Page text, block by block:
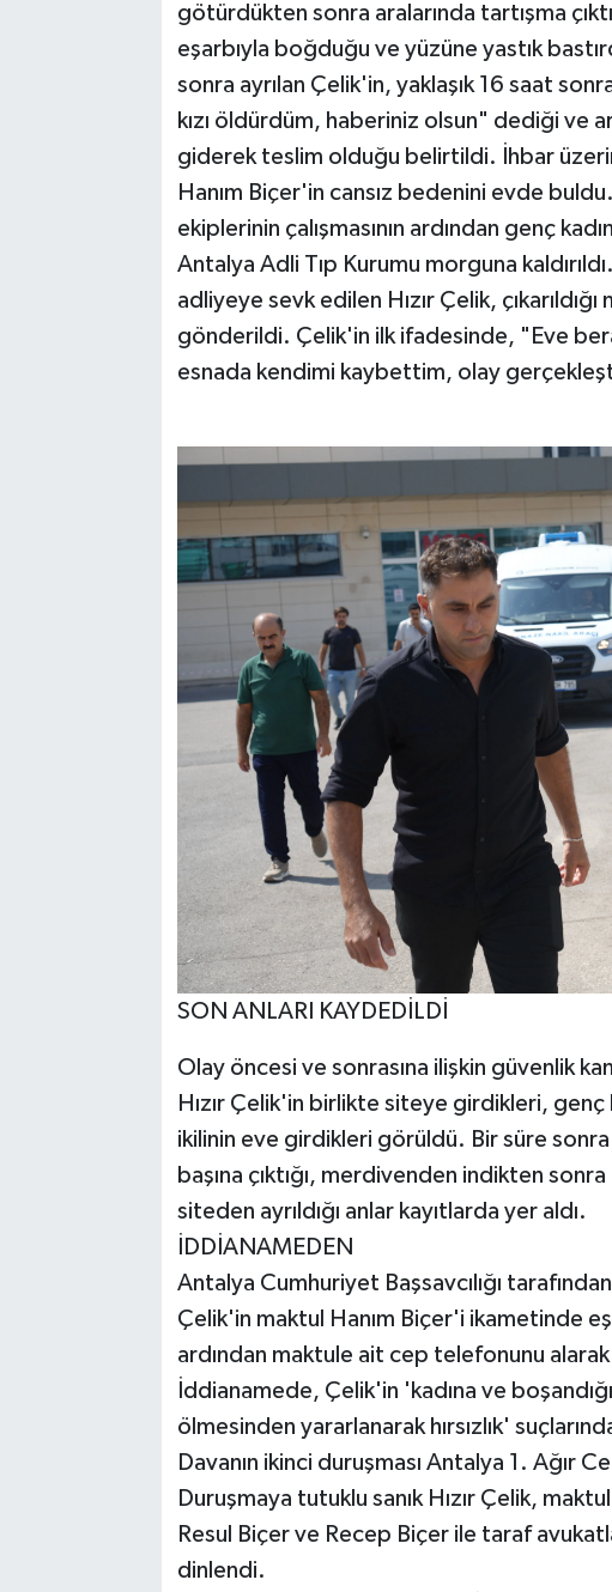
götürdükten sonra aralarında tartışma
eşarbıyla boğduğu ve yüzüne yastık
sonra ayrılan Çelik'in, yaklaşık 16 saat
kızı öldürdüm, haberiniz olsun" dediği ve
giderek teslim olduğu belirtildi. İhbar
Hanım Biçer'in cansız bedenini evde
ekiplerinin çalışmasının ardından genç
Antalya Adli Tıp Kurumu morguna
adliyeye sevk edilen Hızır Çelik,
gönderildi. Çelik'in ilk ifadesinde, "Eve
esnada kendimi kaybettim, olay
SON ANLARI KAYDEDİLDİ
Olay öncesi ve sonrasına ilişkin güvenlik
Hızır Çelik'in birlikte siteye girdikleri, genç
ikilinin eve girdikleri görüldü. Bir süre
başına çıktığı, merdivenden indikten
siteden ayrıldığı anlar kayıtlarda yer aldı.
İDDİANAMEDEN
Antalya Cumhuriyet Başsavcılığı
Çelik'in maktul Hanım Biçer'i ikametinde
ardından maktule ait cep telefonunu
İddianamede, Çelik'in 'kadına ve
ölmesinden yararlanarak hırsızlık'
Davanın ikinci duruşması Antalya 1. Ağır
Duruşmaya tutuklu sanık Hızır Çelik,
Resul Biçer ve Recep Biçer ile taraf
dinlendi.